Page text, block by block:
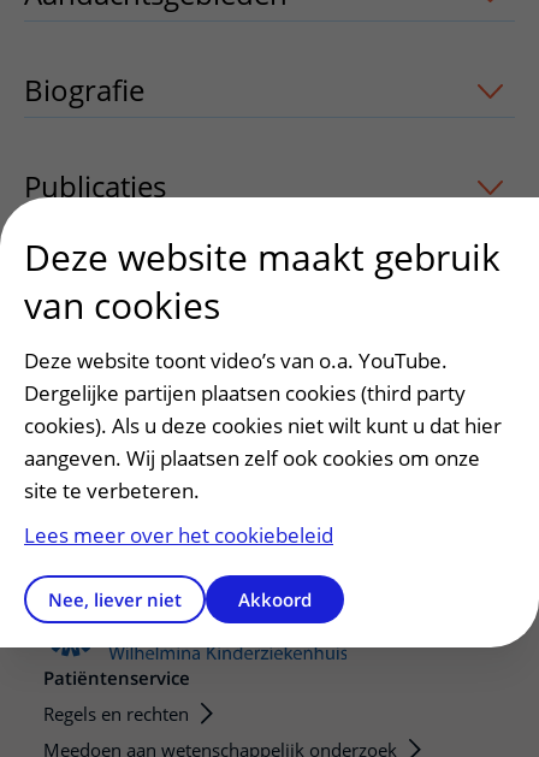
Biografie
Publicaties uitklapper, klik om te
Heeft deze informatie u geholpen?
Ja
Nee
Patiëntenservice
Regels en rechten
Meedoen aan wetenschappelijk onderzoek
Deze website maakt gebruik
van cookies
Deze website toont video’s van o.a. YouTube.
Dergelijke partijen plaatsen cookies (third party
cookies). Als u deze cookies niet wilt kunt u dat hier
aangeven. Wij plaatsen zelf ook cookies om onze
site te verbeteren.
Lees meer over het cookiebeleid
Nee, liever niet Akkoord